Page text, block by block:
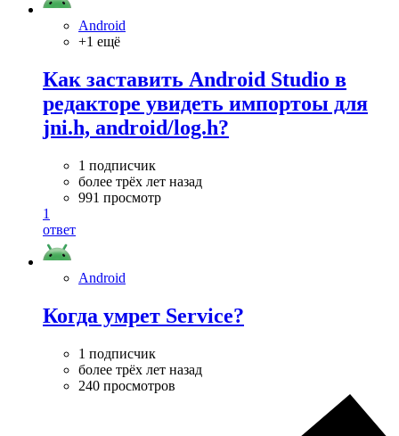
Android
+1 ещё
Как заставить Android Studio в
редакторе увидеть импортоы для
jni.h, android/log.h?
1 подписчик
более трёх лет назад
991 просмотр
1
ответ
Android
Когда умрет Service?
1 подписчик
более трёх лет назад
240 просмотров